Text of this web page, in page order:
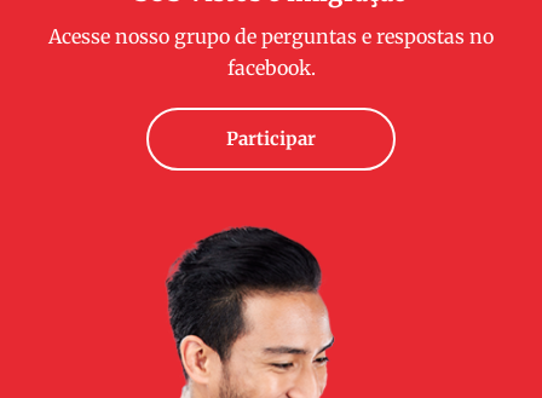
Acesse nosso grupo de perguntas e respostas no
facebook.
Participar